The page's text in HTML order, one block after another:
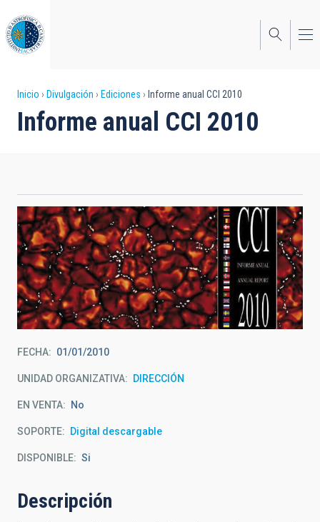
al
contenido
principal
Sobrescribir
enlaces
a
la
navegación
Inicio Divulgación Ediciones Informe anual CCI 2010
Informe anual CCI 2010
FECHA 01/01/2010
UNIDAD ORGANIZATIVA DIRECCIÓN
EN VENTA No
SOPORTE Digital descargable
DISPONIBLE Si
Descripción